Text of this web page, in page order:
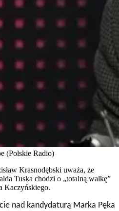
(Polskie Radio)
Krasnodębski uważa, że
Tuska chodzi o „totalną walkę”
Kaczyńskiego.
nad kandydaturą Marka Pęka